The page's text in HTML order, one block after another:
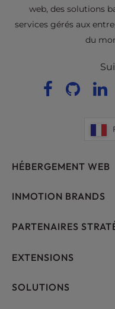
web, des solutions
services gérés aux
du
HÉBERGEMENT WEB
Hébergement partagé
UltraStack ONE pour
INMOTION BRANDS
RamNode Cloud
PARTENAIRES
OpenMetal Cloud IaaS
EXTENSIONS
Noms de domaine
SOLUTIONS